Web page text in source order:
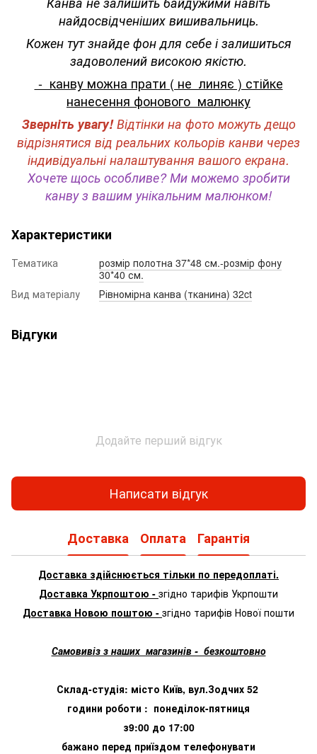
найдосвідченіших вишивальниць.
Кожен тут знайде фон для себе і залишиться
задоволений високою якістю.
- канву можна прати ( не линяє ) стійке
нанесення фонового малюнку
Зверніть увагу!Відтінки на фото можуть дещо
відрізнятися від реальних кольорів канви через
індивідуальні налаштування вашого екрана.
Хочете щось особливе? Ми можемо зробити
канву з вашим унікальним малюнком!
Характеристики
Тематика
розмір полотна 37*48 см.-розмір фону
30*40 см.
Вид матеріалу
Рівномірна канва (тканина) 32ct
Відгуки
Додайте перший відгук
Написати відгук
Доставка Оплата Гарантія
Доставка здійснюється тільки по передоплаті.
Доставка Укрпоштою - згідно тарифів Укрпошти
Доставка Новою поштою - згідно тарифів Нової пошти
Самовивіз з наших магазинів - безкоштовно
Склад-студія: місто Київ, вул.Зодчих 52
години роботи : понеділок-пятниця
з9:00 до 17:00
бажано перед приїздом телефонувати